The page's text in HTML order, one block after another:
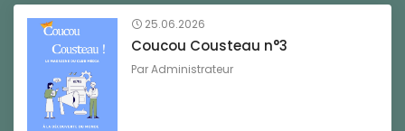
25.06.2026
Coucou Cousteau n°3
ParAdministrateur